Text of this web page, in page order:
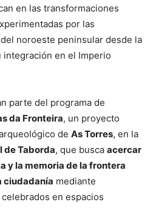
en las transformaciones
por las
noroeste peninsular desde la
integración en el Imperio
parte del programa de
da Fronteira, un proyecto
de As Torres, en la
de Taborda, que busca acercar
y la memoria de la frontera
ciudadanía mediante
en espacios